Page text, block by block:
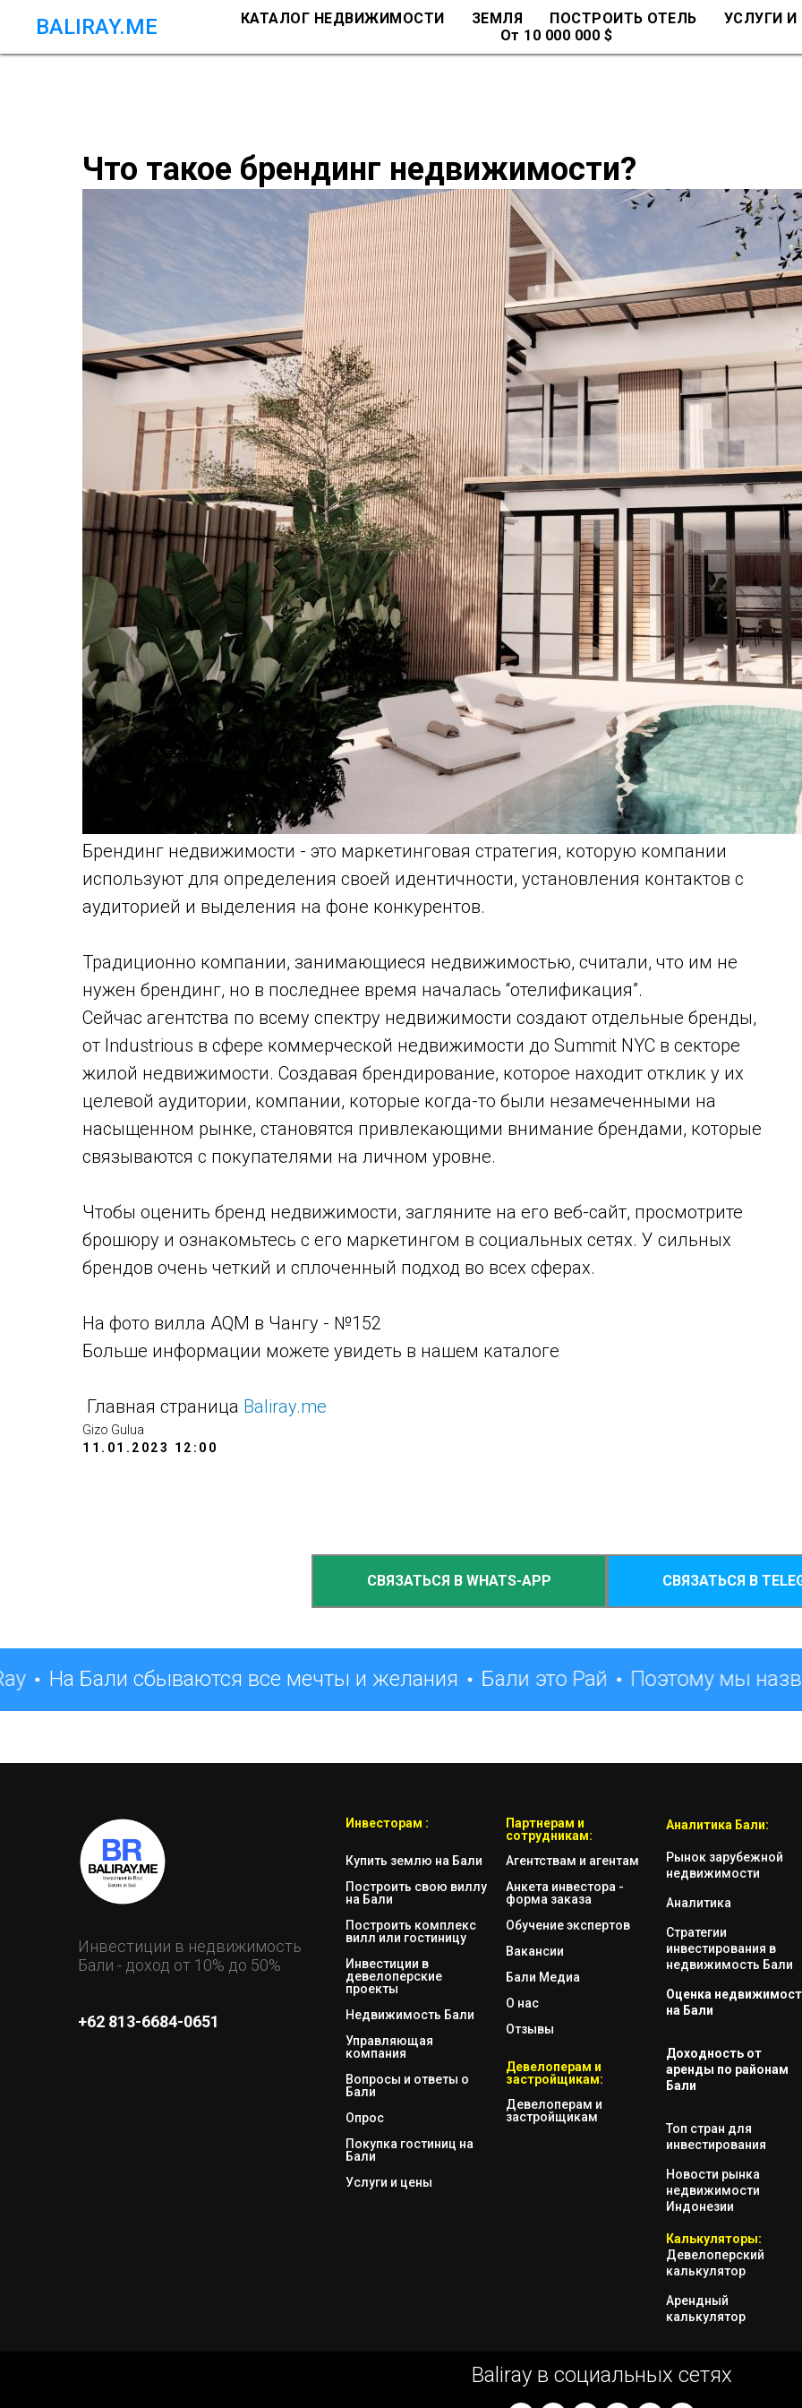
BALIRAY.ME КАТАЛОГ НЕДВИЖИМОСТИ ЗЕМЛЯ ПОСТРОИТЬ ОТЕЛЬ
УСЛУГИ
От 10 000 000 $
Что такое брендинг недвижимости?
Брендинг недвижимости - это маркетинговая стратегия, которую компании
используют для определения своей идентичности, установления контактов с
аудиторией и выделения на фоне конкурентов.
Традиционно компании, занимающиеся недвижимостью, считали, что им не
нужен брендинг, но в последнее время началась “отелификация”.
Сейчас агентства по всему спектру недвижимости создают отдельные бренды,
от Industrious в сфере коммерческой недвижимости до Summit NYC в секторе
жилой недвижимости. Создавая брендирование, которое находит отклик у их
целевой аудитории, компании, которые когда-то были незамеченными на
насыщенном рынке, становятся привлекающими внимание брендами, которые
связываются с покупателями на личном уровне.
Чтобы оценить бренд недвижимости, загляните на его веб-сайт, просмотрите
брошюру и ознакомьтесь с его маркетингом в социальных сетях. У сильных
брендов очень четкий и сплоченный подход во всех сферах.
На фото вилла AQM в Чангу - №152
Больше информации можете увидеть в нашем каталоге
Главная страница Baliray.me
Gizo Gulua
11.01.2023 12:00
СВЯЗАТЬСЯ В WHATS-APP СВЯЗАТЬСЯ В
На Бали сбываются все мечты и желания Бали это Рай Поэтому мы
Инвестиции в недвижимость
Бали - доход от 10% до 50%
+62 813-6684-0651
Инвесторам :
Купить землю на Бали
Построить свою виллу
на Бали
Построить комплекс
вилл или гостиницу
Инвестиции в
девелоперские
проекты
Недвижимость Бали
Управляющая
компания
Вопросы и ответы о
Бали
Опрос
Покупка гостиниц на
Бали
Услуги и цены
Партнерам и
сотрудникам:
Агентствам и агентам
Анкета инвестора -
форма заказа
Обучение экспертов
Вакансии
Бали Медиа
О нас
Отзывы
Девелоперам и
застройщикам:
Девелоперам и
застройщикам
Аналитика Бали:
Рынок зарубежной
недвижимости
Аналитика
Стратегии
инвестирования в
недвижимость Бали
Оценка
на Бали
Доходность от
аренды по районам
Бали
Топ стран для
инвестирования
Новости рынка
недвижимости
Индонезии
Калькуляторы:
Девелоперский
калькулятор
Арендный
калькулятор
Baliray в социальных сетях